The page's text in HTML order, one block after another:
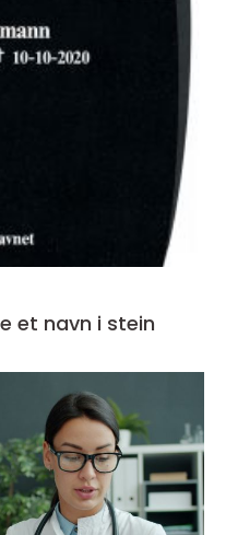
bare et navn i stein